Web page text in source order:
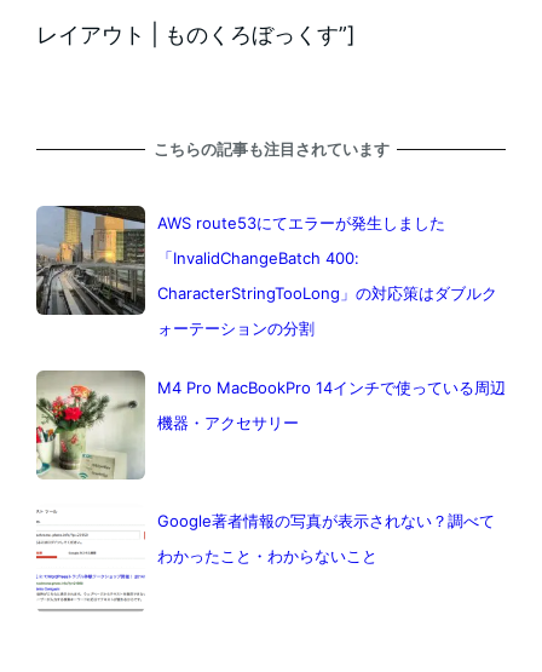
レイアウト | ものくろぼっくす”]
こちらの記事も注目されています
AWS route53にてエラーが発生しました
「InvalidChangeBatch 400:
CharacterStringTooLong」の対応策はダブルク
ォーテーションの分割
M4 Pro MacBookPro 14インチで使っている周辺
機器・アクセサリー
Google著者情報の写真が表示されない？調べて
わかったこと・わからないこと